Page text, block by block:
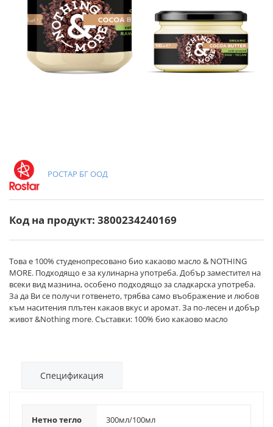
РОСТАР БГ ООД
Код на продукт: 3800234240169
Това е 100% студенопресовано био какаово масло & NOTHING
MORE. Подходящо е за кулинарна употреба. Добър заместител на
всеки вид мазнина, особено подходящо за сладкарска употреба.
За да Ви се получи готвенето, трябва само въображение и любов
към наситения плътен какаов вкус и аромат. За по-лесен и добър
живот &Nothing more. Съставки: 100% био какаово масло
Спецификация
Нетно тегло 300мл/100мл